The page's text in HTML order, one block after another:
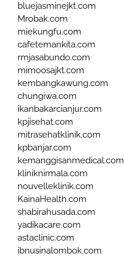
bluejasminejkt.com
Mrobak.com
miekungfu.com
cafetemankita.com
rmjasabundo.com
mimoosajkt.com
kembangkawung.com
chungiwa.com
ikanbakarcianjur.com
kpjisehat.com
mitrasehatklinik.com
kpbanjar.com
kemanggisanmedical.com
kliniknirmala.com
nouvelleklinik.com
KainaHealth.com
shabirahusada.com
yadikacare.com
astaclinic.com
ibnusinalombok.com